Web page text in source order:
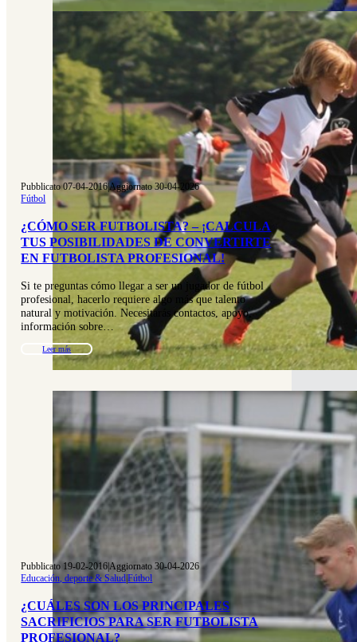
Pubblicato 07-04-2016|Aggiornato 30-04-2026
Fútbol
¿CÓMO SER FUTBOLISTA? – ¡CALCULA
TUS POSIBILIDADES DE CONVERTIRTE
EN FUTBOLISTA PROFESIONAL!
Si te preguntas cómo llegar a ser un jugador de fútbol
profesional, hacerlo requiere algo más que talento
natural y motivación. Necesitarás contactos, apoyo,
información sobre…
Leer más
Pubblicato 19-02-2016|Aggiornato 30-04-2026
Educación, deporte & Salud|Fútbol
¿CUÁLES SON LOS PRINCIPALES
SACRIFICIOS PARA SER FUTBOLISTA
PROFESIONAL?